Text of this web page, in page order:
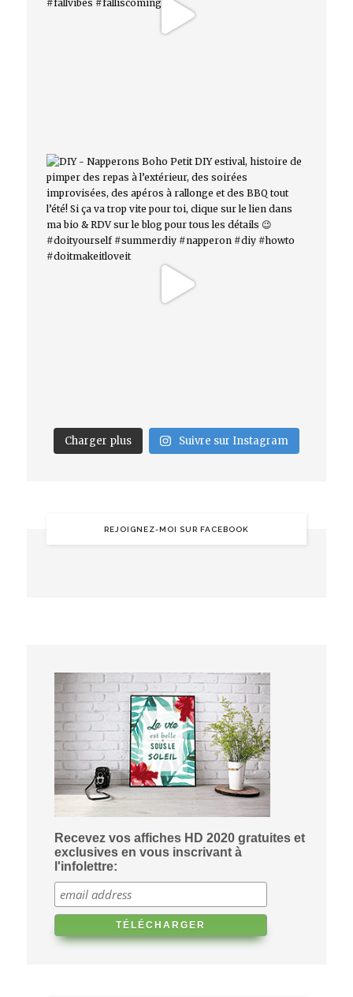
Charger plus Suivre sur Instagram
REJOIGNEZ-MOI SUR FACEBOOK
Recevez vos affiches HD 2020 gratuites et
exclusives en vous inscrivant à
l'infolettre: